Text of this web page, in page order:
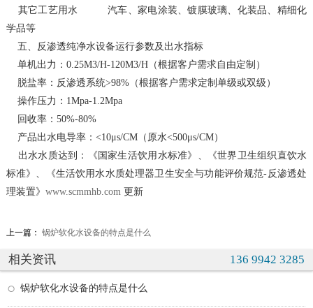
其它工艺用水 汽车、家电涂装、镀膜玻璃、化装品、精细化
学品等
五、反渗透纯净水设备运行参数及出水指标
单机出力：0.25M3/H-120M3/H（根据客户需求自由定制）
脱盐率：反渗透系统>98%（根据客户需求定制单级或双级）
操作压力：1Mpa-1.2Mpa
回收率：50%-80%
产品出水电导率：<10μs/CM（原水<500μs/CM）
出水水质达到：《国家生活饮用水标准》、《世界卫生组织直饮水
标准》、《生活饮用水水质处理器卫生安全与功能评价规范-反渗透处
理装置》 www.scmmhb.com更新
上一篇： 锅炉软化水设备的特点是什么
相关资讯 136 9942 3285
锅炉软化水设备的特点是什么